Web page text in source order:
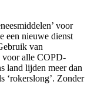
voor
een nieuwe dienst
van
voor alle COPD-
land lijden meer dan
‘rokerslong’. Zonder